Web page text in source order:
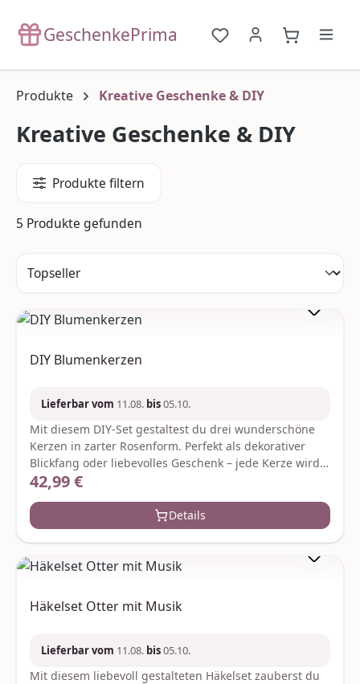
GeschenkePrima
Du hast 0 Produkte
Produkte Kreative Geschenke & DIY
Kreative Geschenke & DIY
Produkte filtern
5 Produkte gefunden
DIY Blumenkerzen
Lieferbar vom 11.08. bis05.10.
Mit diesem DIY-Set gestaltest du drei wunderschöne
Kerzen in zarter Rosenform. Perfekt als dekorativer
Blickfang oder liebevolles Geschenk – jede Kerze wird
zu einem kleinen Kunstwerk. Alles was du brauchst ist
handgemachte Schönheit. Je nach Verfügbarkeit
werden ggf. gleich- oder höherwertige Ersatzartikel
geliefert. Hersteller:Graine CreativeZae le rondCS
70031gc@grainecreative.com
Regulärer Preis:
42,99 €
Details
Häkelset Otter mit Musik
Lieferbar vom 11.08. bis05.10.
Mit diesem liebevoll gestalteten Häkelset zauberst du